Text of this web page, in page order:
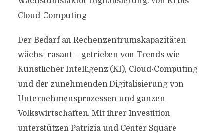
Cloud-Computing
Der Bedarf an Rechenzentrumskapazitäten
wächst rasant – getrieben von Trends wie
Künstlicher Intelligenz (KI), Cloud-Computing
und der zunehmenden Digitalisierung von
Unternehmensprozessen und ganzen
Volkswirtschaften. Mit ihrer Investition
unterstützen Patrizia und Center Square